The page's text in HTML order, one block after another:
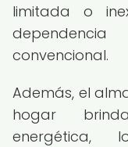
limitada o
convencional.
Además, el
hogar